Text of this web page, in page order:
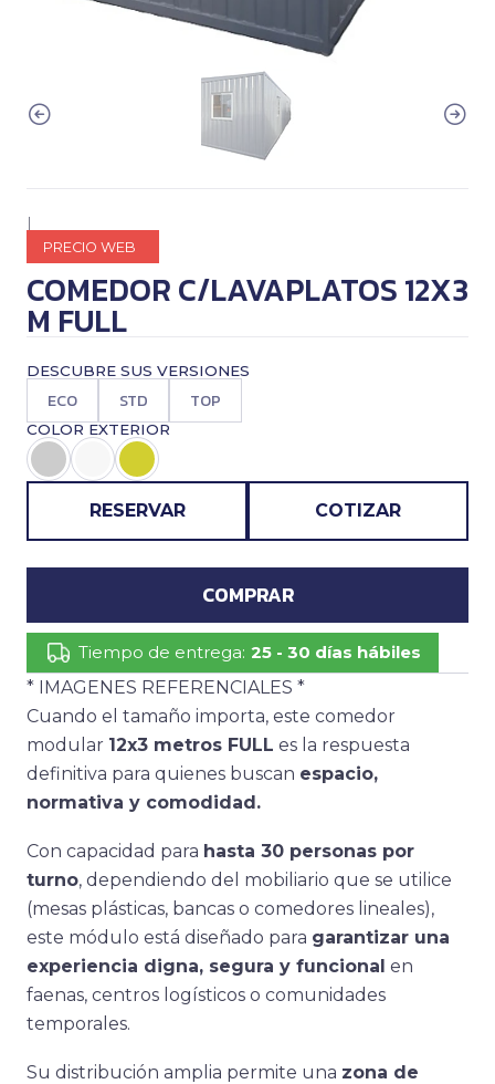
|
PRECIO WEB
COMEDOR C/LAVAPLATOS 12X3
M FULL
DESCUBRE SUS VERSIONES
ECO STD TOP
COLOR EXTERIOR
RESERVAR COTIZAR
COMPRAR
Tiempo de entrega: 25 - 30 días hábiles
* IMAGENES REFERENCIALES *
Cuando el tamaño importa, este comedor
modular 12x3 metros FULL es la respuesta
definitiva para quienes buscan espacio,
normativa y comodidad.
Con capacidad para hasta 30 personas por
turno, dependiendo del mobiliario que se utilice
(mesas plásticas, bancas o comedores lineales),
este módulo está diseñado para garantizar una
experiencia digna, segura y funcional en
faenas, centros logísticos o comunidades
temporales.
Su distribución amplia permite una zona de